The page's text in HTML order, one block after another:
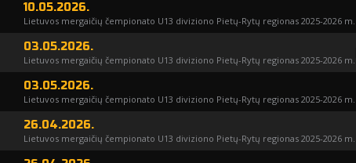
10.05.2026.
Lietuvos mergaičių čempionato U13 diviziono Pietų-Rytų regionas 2025-2026 m.
03.05.2026.
Lietuvos mergaičių čempionato U13 diviziono Pietų-Rytų regionas 2025-2026 m.
03.05.2026.
Lietuvos mergaičių čempionato U13 diviziono Pietų-Rytų regionas 2025-2026 m.
26.04.2026.
Lietuvos mergaičių čempionato U13 diviziono Pietų-Rytų regionas 2025-2026 m.